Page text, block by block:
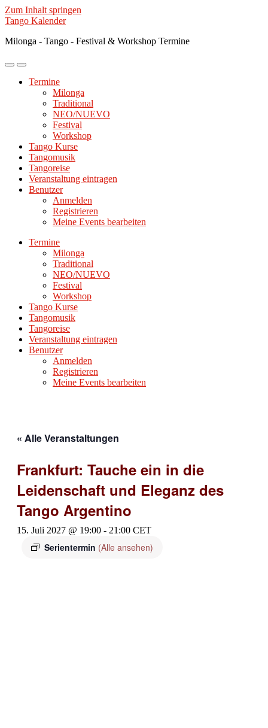
Zum Inhalt springen
Tango Kalender
Milonga - Tango - Festival & Workshop Termine
Mobile-
ein-/ausblenden
Suchfeld
ein-/ausblenden
Termine
Milonga
Traditional
NEO/NUEVO
Festival
Workshop
Tango Kurse
Tangomusik
Tangoreise
Veranstaltung eintragen
Benutzer
Anmelden
Registrieren
Meine Events bearbeiten
Termine
Milonga
Traditional
NEO/NUEVO
Festival
Workshop
Tango Kurse
Tangomusik
Tangoreise
Veranstaltung eintragen
Benutzer
Anmelden
Registrieren
Meine Events bearbeiten
« Alle Veranstaltungen
Frankfurt: Tauche ein in die
Leidenschaft und Eleganz des
Tango Argentino
15. Juli 2027 @ 19:00 - 21:00 CET
Serientermin (Alle ansehen)